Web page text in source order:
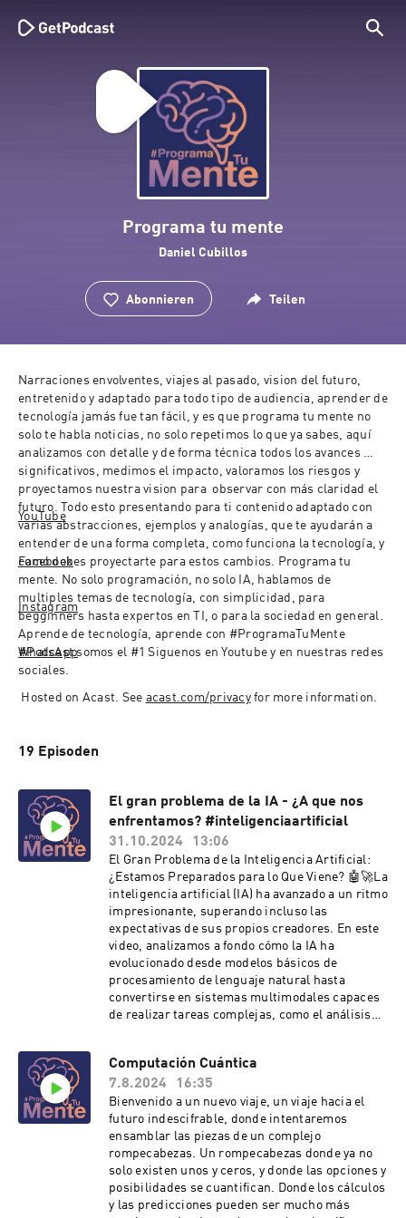
Programa tu mente
Daniel Cubillos
Abonnieren Teilen
Narraciones envolventes, viajes al pasado, vision del futuro,
entretenido y adaptado para todo tipo de audiencia, aprender de
tecnología jamás fue tan fácil, y es que programa tu mente no
solo te habla noticias, no solo repetimos lo que ya sabes, aquí
analizamos con detalle y de forma técnica todos los avances
significativos, medimos el impacto, valoramos los riesgos y
proyectamos nuestra vision para  observar con más claridad el
futuro. Todo esto presentando para ti contenido adaptado con
varias abstracciones, ejemplos y analogías, que te ayudarán a
entender de una forma completa, como funciona la tecnología, y
como debes proyectarte para estos cambios. Programa tu
mente. No solo programación, no solo IA, hablamos de
multiples temas de tecnología, con simplicidad, para
begginners hasta expertos en TI, o para la sociedad en general.
Aprende de tecnología, aprende con #ProgramaTuMente
#Podcast somos el #1 Siguenos en Youtube y en nuestras redes
sociales.
YouTube
Facebook
Instagram
WhatsApp
Hosted on Acast. See acast.com/privacy for more information.
19 Episoden
El gran problema de la IA - ¿A que nos
enfrentamos? #inteligenciaartificial
31.10.2024
13:06
El Gran Problema de la Inteligencia Artificial:
¿Estamos Preparados para lo Que Viene? 🤖🚀La
inteligencia artificial (IA) ha avanzado a un ritmo
impresionante, superando incluso las
expectativas de sus propios creadores. En este
video, analizamos a fondo cómo la IA ha
evolucionado desde modelos básicos de
procesamiento de lenguaje natural hasta
convertirse en sistemas multimodales capaces
de realizar tareas complejas, como el análisis
precisión.Te explicaremos cómo las IA
modernas, como ChatGPT y modelos
multimodales avanzados, están revolucionando
nuestra comprensión de la cognición y la toma
de decisiones, comparando su funcionamiento
con el cerebro humano. Desde el análisis de
texto y la visión por computadora hasta la
capacidad de autoevaluación y corrección, las IA
están desafiando los límites de lo que
Computación Cuántica
7.8.2024
16:35
Bienvenido a un nuevo viaje, un viaje hacia el
futuro indescifrable, donde intentaremos
ensamblar las piezas de un complejo
rompecabezas. Un rompecabezas donde ya no
solo existen unos y ceros, y donde las opciones y
posibilidades se cuantifican. Donde los cálculos
y las predicciones pueden ser mucho más